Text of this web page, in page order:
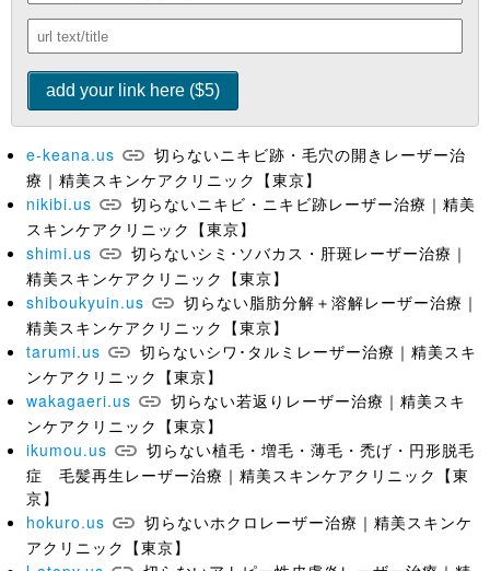
e-keana.us
切らないニキビ跡・毛穴の開きレーザー治
療｜精美スキンケアクリニック【東京】
nikibi.us
切らないニキビ・ニキビ跡レーザー治療｜精美
スキンケアクリニック【東京】
shimi.us
切らないシミ･ソバカス・肝斑レーザー治療｜
精美スキンケアクリニック【東京】
shiboukyuin.us
切らない脂肪分解＋溶解レーザー治療｜
精美スキンケアクリニック【東京】
tarumi.us
切らないシワ･タルミレーザー治療｜精美スキ
ンケアクリニック【東京】
wakagaeri.us
切らない若返りレーザー治療｜精美スキ
ンケアクリニック【東京】
ikumou.us
切らない植毛・増毛・薄毛・禿げ・円形脱毛
症 毛髪再生レーザー治療｜精美スキンケアクリニック【東
京】
hokuro.us
切らないホクロレーザー治療｜精美スキンケ
アクリニック【東京】